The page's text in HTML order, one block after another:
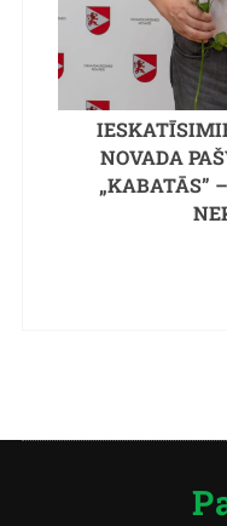
NOVADA
„KABATĀS”